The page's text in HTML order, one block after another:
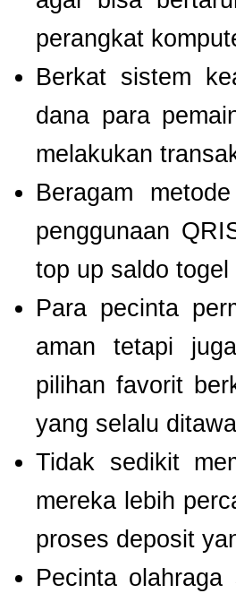
perangkat
Berkat sistem
dana para
melakukan
Beragam
penggunaan
top up saldo
Para pecinta
aman tetapi
pilihan favorit
yang selalu
Tidak sedikit
mereka lebih
proses deposit
Pecinta